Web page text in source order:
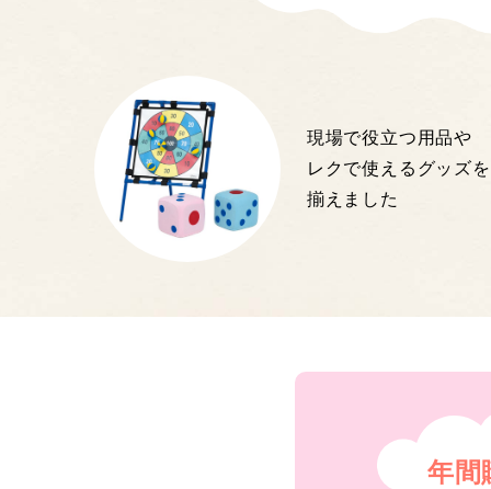
現場で役立つ用品や
レクで使えるグッズを
揃えました
年間